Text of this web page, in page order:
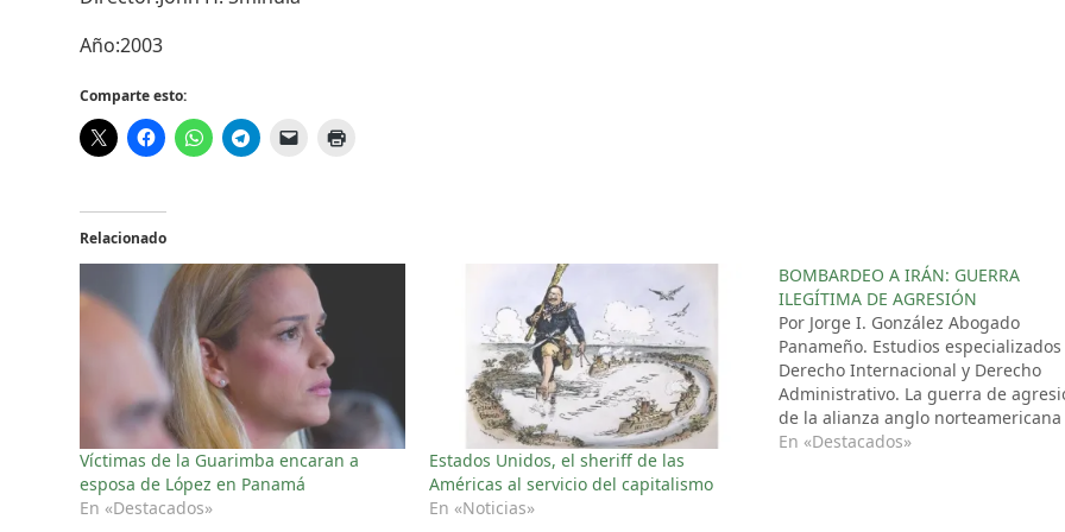
Año:2003
Comparte esto:
Relacionado
Víctimas de la Guarimba encaran a
esposa de López en Panamá
En «Destacados»
Estados Unidos, el sheriff de las
Américas al servicio del capitalismo
En «Noticias»
BOMBARDEO A IRÁN: GUERRA
ILEGÍTIMA DE AGRESIÓN
Por Jorge I. González Abogado
Panameño. Estudios especializados
Derecho Internacional y Derecho
Administrativo. La guerra de
de la alianza anglo norteamericana
sionista israelí en contra de la
En «Destacados»